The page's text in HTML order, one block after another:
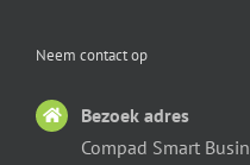
Neem contact op
Bezoek adres
Compad Smart